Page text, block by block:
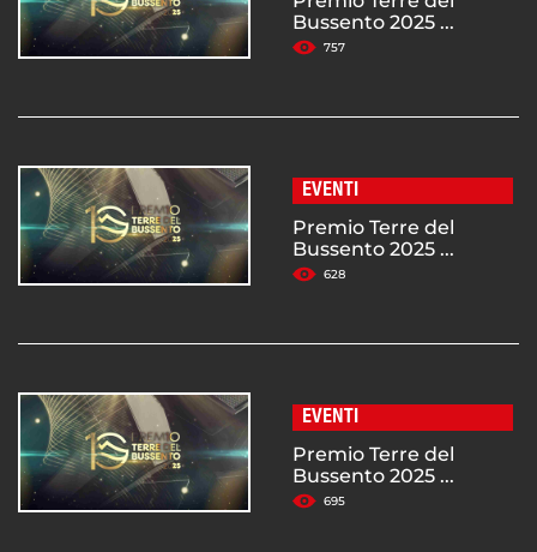
Bussento 2025 ...
757
EVENTI
Premio Terre del
Bussento 2025 ...
628
EVENTI
Premio Terre del
Bussento 2025 ...
695